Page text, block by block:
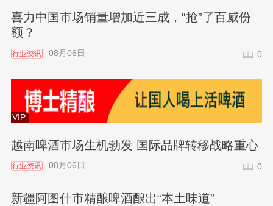
喜力中国市场销量增加近三成，“抢”了百威份
额？
行业资讯 08月06日 0
VIP
越南啤酒市场生机勃发 国际品牌转移战略重心
行业资讯 08月06日 0
新疆阿图什市精酿啤酒酿出“本土味道”